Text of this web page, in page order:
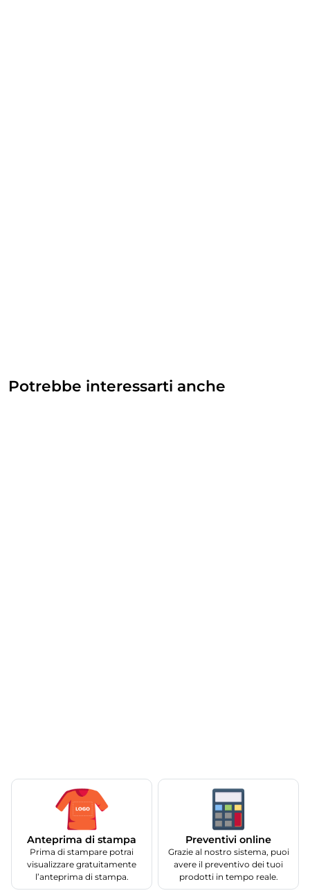
Potrebbe interessarti anche
Anteprima di stampa
Prima di stampare potrai
visualizzare gratuitamente
l’anteprima di stampa.
Preventivi online
Grazie al nostro sistema, puoi
avere il preventivo dei tuoi
prodotti in tempo reale.